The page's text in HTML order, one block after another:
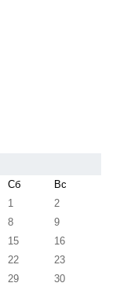
Сб
Вс
1
2
8
9
15
16
22
23
29
30